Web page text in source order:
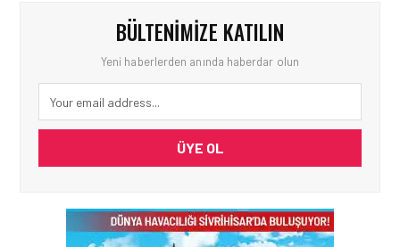
BÜLTENIMIZE KATILIN
Yeni haberlerden anında haberdar olun
ÜYE OL